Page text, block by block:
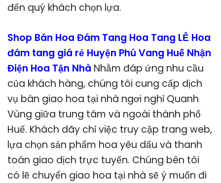
đến quý khách chọn lựa.
Shop Bán Hoa Đám Tang Hoa Tang LỄ Hoa
đám tang giá rẻ Huyện Phú Vang Huế Nhận
Điện Hoa Tận Nhà Nhằm đáp ứng nhu cầu
của khách hàng, chúng tôi cung cấp dịch
vụ bàn giao hoa tại nhà ngơi nghỉ Quanh
Vùng giữa trung tâm và ngoài thành phố
Huế. Khách dãy chỉ việc truy cập trang web,
lựa chọn sản phẩm hoa yêu dấu và thanh
toán giao dịch trực tuyến. Chúng bên tôi
có lẽ chuyển giao hoa tại nhà sẽ ý muốn đi